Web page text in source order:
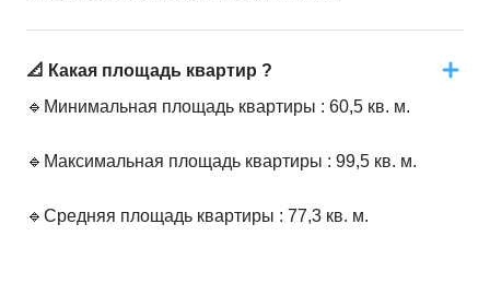
📐 Какая площадь квартир ?
🔹Минимальная площадь квартиры : 60,5 кв. м.
🔹Максимальная площадь квартиры : 99,5 кв. м.
🔹Средняя площадь квартиры : 77,3 кв. м.